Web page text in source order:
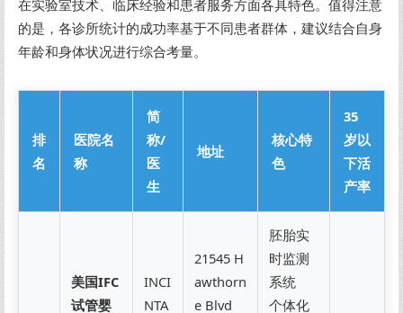
在实验室技术、临床经验和患者服务方面各具特色。值得注意
的是，各诊所统计的成功率基于不同患者群体，建议结合自身
年龄和身体状况进行综合考量。
排
名
医院名
称
简
称/
医
生
地址
核心特
色
35
岁以
下活
产率
美国IFC
试管婴
INCI
NTA
21545 H
awthorn
e Blvd
胚胎实
时监测
系统
个体化